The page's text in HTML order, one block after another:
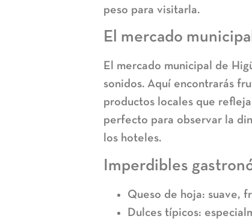
peso para visitarla.
El mercado
El mercado municipal de
sonidos. Aquí encontrarás
productos locales que
perfecto para observar la
los hoteles.
Imperdibles
Queso de hoja: suave,
Dulces típicos: